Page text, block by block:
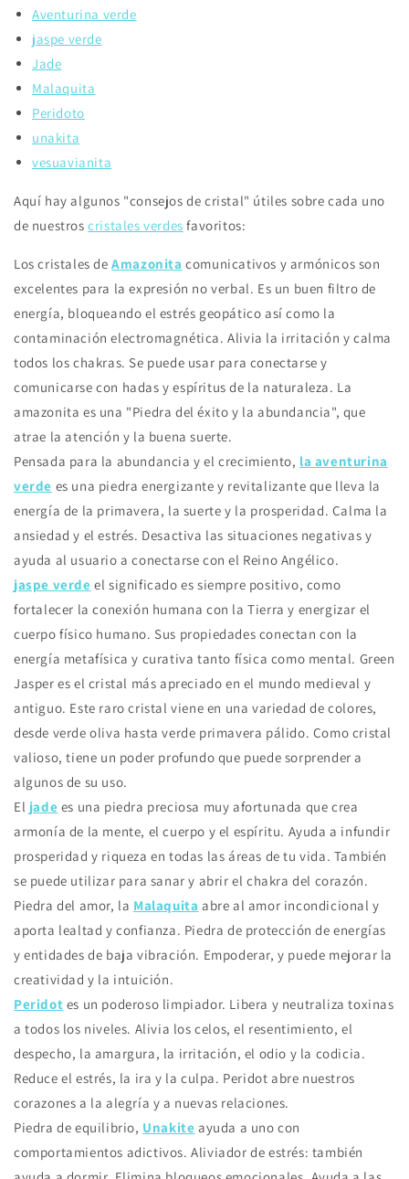
Aventurina verde
jaspe verde
Jade
Malaquita
Peridoto
unakita
vesuavianita
Aquí hay algunos "consejos de cristal" útiles sobre cada uno
de nuestroscristales verdes favoritos:
Los cristales deAmazonita comunicativos y armónicos son
excelentes para la expresión no verbal. Es un buen filtro de
energía, bloqueando el estrés geopático así como la
contaminación electromagnética. Alivia la irritación y calma
todos los chakras. Se puede usar para conectarse y
comunicarse con hadas y espíritus de la naturaleza. La
amazonita es una "Piedra del éxito y la abundancia", que
atrae la atención y la buena suerte.
Pensada para la abundancia y el crecimiento, la aventurina
verde es una piedra energizante y revitalizante que lleva la
energía de la primavera, la suerte y la prosperidad. Calma la
ansiedad y el estrés. Desactiva las situaciones negativas y
ayuda al usuario a conectarse con el Reino Angélico.
jaspe verde el significado es siempre positivo, como
fortalecer la conexión humana con la Tierra y energizar el
cuerpo físico humano. Sus propiedades conectan con la
energía metafísica y curativa tanto física como mental. Green
Jasper es el cristal más apreciado en el mundo medieval y
antiguo. Este raro cristal viene en una variedad de colores,
desde verde oliva hasta verde primavera pálido. Como cristal
valioso, tiene un poder profundo que puede sorprender a
algunos de su uso.
El jade es una piedra preciosa muy afortunada que crea
armonía de la mente, el cuerpo y el espíritu. Ayuda a infundir
prosperidad y riqueza en todas las áreas de tu vida. También
se puede utilizar para sanar y abrir el chakra del corazón.
Piedra del amor, la Malaquita abre al amor incondicional y
aporta lealtad y confianza. Piedra de protección de energías
y entidades de baja vibración. Empoderar, y puede mejorar la
creatividad y la intuición.
Peridot es un poderoso limpiador. Libera y neutraliza toxinas
a todos los niveles. Alivia los celos, el resentimiento, el
despecho, la amargura, la irritación, el odio y la codicia.
Reduce el estrés, la ira y la culpa. Peridot abre nuestros
corazones a la alegría y a nuevas relaciones.
Piedra de equilibrio, Unakite ayuda a uno con
comportamientos adictivos. Aliviador de estrés: también